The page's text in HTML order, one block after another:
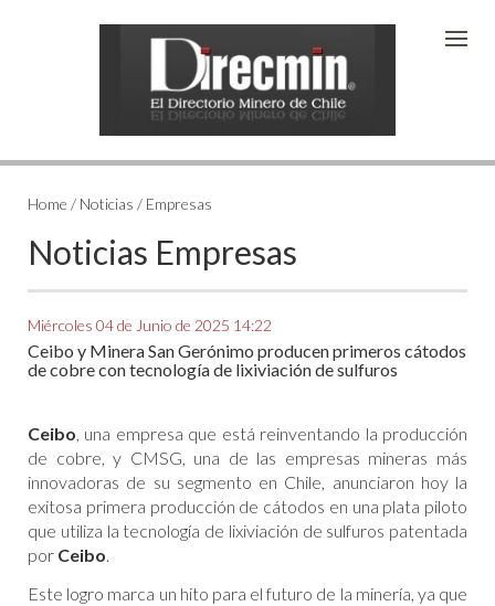
Home / Noticias / Empresas
Noticias Empresas
Miércoles 04 de Junio de 2025 14:22
Ceibo y Minera San Gerónimo producen primeros cátodos
de cobre con tecnología de lixiviación de sulfuros
Ceibo, una empresa que está reinventando la producción
de cobre, y CMSG, una de las empresas mineras más
innovadoras de su segmento en Chile, anunciaron hoy la
exitosa primera producción de cátodos en una plata piloto
que utiliza la tecnología de lixiviación de sulfuros patentada
por Ceibo.
Este logro marca un hito para el futuro de la minería, ya que